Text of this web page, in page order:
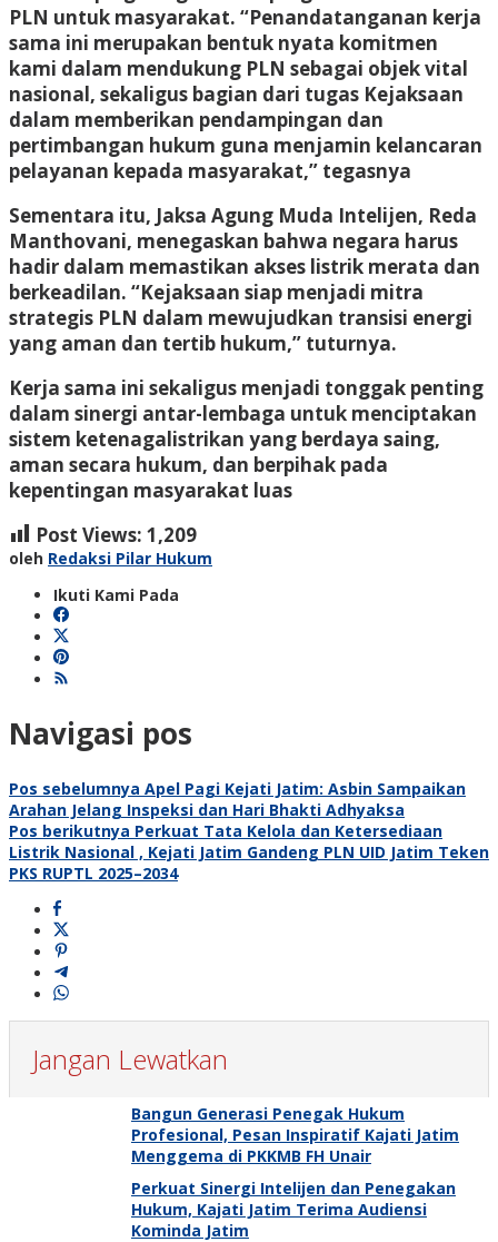
PLN untuk masyarakat. “Penandatanganan kerja
sama ini merupakan bentuk nyata komitmen
kami dalam mendukung PLN sebagai objek vital
nasional, sekaligus bagian dari tugas Kejaksaan
dalam memberikan pendampingan dan
pertimbangan hukum guna menjamin kelancaran
pelayanan kepada masyarakat,” tegasnya
Sementara itu, Jaksa Agung Muda Intelijen, Reda
Manthovani, menegaskan bahwa negara harus
hadir dalam memastikan akses listrik merata dan
berkeadilan. “Kejaksaan siap menjadi mitra
strategis PLN dalam mewujudkan transisi energi
yang aman dan tertib hukum,” tuturnya.
Kerja sama ini sekaligus menjadi tonggak penting
dalam sinergi antar-lembaga untuk menciptakan
sistem ketenagalistrikan yang berdaya saing,
aman secara hukum, dan berpihak pada
kepentingan masyarakat luas
Post Views: 1,209
oleh Redaksi Pilar Hukum
Ikuti Kami Pada
Navigasi pos
Pos sebelumnya Apel Pagi Kejati Jatim: Asbin Sampaikan
Arahan Jelang Inspeksi dan Hari Bhakti Adhyaksa
Pos berikutnya Perkuat Tata Kelola dan Ketersediaan
Listrik Nasional , Kejati Jatim Gandeng PLN UID Jatim Teken
PKS RUPTL 2025–2034
Jangan Lewatkan
Bangun Generasi Penegak Hukum
Profesional, Pesan Inspiratif Kajati Jatim
Menggema di PKKMB FH Unair
Perkuat Sinergi Intelijen dan Penegakan
Hukum, Kajati Jatim Terima Audiensi
Kominda Jatim